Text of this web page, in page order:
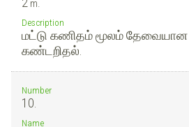
m.
Description
மட்டு கணிதம் மூலம்
கண்டறிதல்.
Number
10.
Name